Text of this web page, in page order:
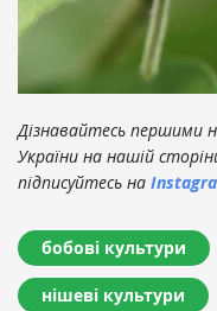
Дізнавайтесь першими
України на нашій
підписуйтесь на
бобові культури
нішеві культури